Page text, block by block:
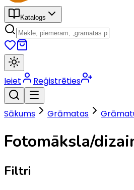
Katalogs
Ieiet Reģistrēties
Sākums Grāmatas
Fotomāksla/
Filtri